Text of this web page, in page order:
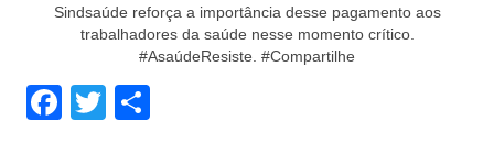
Sindsaúde reforça a importância desse pagamento aos
trabalhadores da saúde nesse momento crítico.
#AsaúdeResiste. #Compartilhe
Facebook
Twitter